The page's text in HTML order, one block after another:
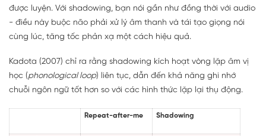
được luyện. Với shadowing, bạn nói gần như đồng thời với audio
- điều này buộc não phải xử lý âm thanh và tái tạo giọng nói
cùng lúc, tăng tốc phản xạ một cách hiệu quả.
Kadota (2007) chỉ ra rằng shadowing kích hoạt vòng lặp âm vị
học (phonological loop) liên tục, dẫn đến khả năng ghi nhớ
chuỗi ngôn ngữ tốt hơn so với các hình thức lặp lại thụ động.
Repeat-after-me Shadowing